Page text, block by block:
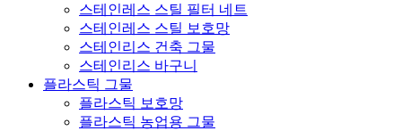
스테인레스 스틸 필터 네트
스테인레스 스틸 보호망
스테인리스 건축 그물
스테인리스 바구니
플라스틱 그물
플라스틱 보호망
플라스틱 농업용 그물